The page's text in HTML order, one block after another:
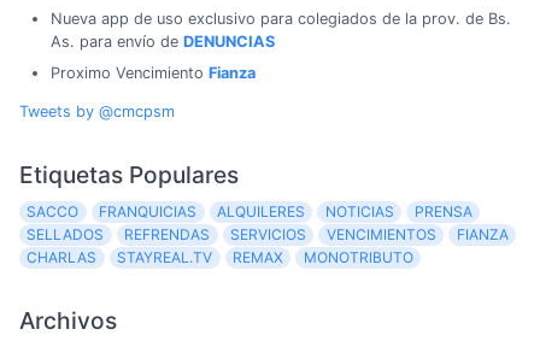
Nueva app de uso exclusivo para colegiados de la prov. de Bs.
As. para envío de DENUNCIAS
Proximo Vencimiento Fianza
Tweets by @cmcpsm
Etiquetas Populares
SACCO FRANQUICIAS ALQUILERES NOTICIAS
PRENSA
SELLADOS
REFRENDAS SERVICIOS VENCIMIENTOS
FIANZA
CHARLAS
STAYREAL.TV REMAX MONOTRIBUTO
Archivos